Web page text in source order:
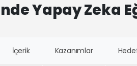
Yapay Zeka
İçerik Kazanımlar